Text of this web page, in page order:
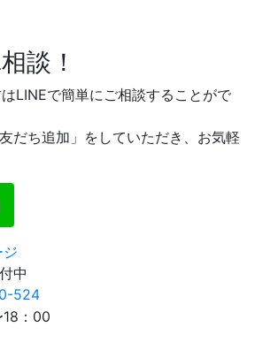
談！
LINEで簡単にご相談することがで
だち追加」をしていただき、お気軽
ジ
中
524
：00